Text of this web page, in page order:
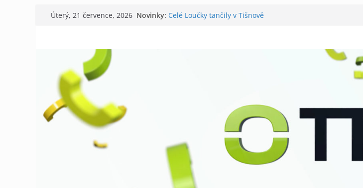
Přeskočit
Úterý, 21 července, 2026 Novinky: Celé Loučky tančily v Tišnově